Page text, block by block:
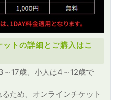
トの詳細とご購入はこ
～17歳、小人は4～12歳で
ため、オンラインチケット